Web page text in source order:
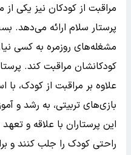
مراقبت از کودکان نیز یکی
پرستار سلام ارائه می‌دهد.
مشغله‌های روزمره به کسی
کودکانشان مراقبت کند.
علاوه بر مراقبت از کودک،
بازی‌های تربیتی، به رشد و
این پرستاران با علاقه و
راحتی کودک را جلب کنند و